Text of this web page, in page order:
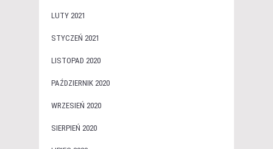
LUTY 2021
STYCZEŃ 2021
LISTOPAD 2020
PAŹDZIERNIK 2020
WRZESIEŃ 2020
SIERPIEŃ 2020